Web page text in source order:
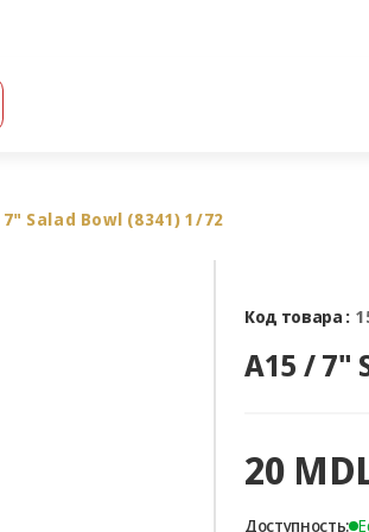
7" Salad Bowl (8341) 1/72
Код товара :
20
Доступность: